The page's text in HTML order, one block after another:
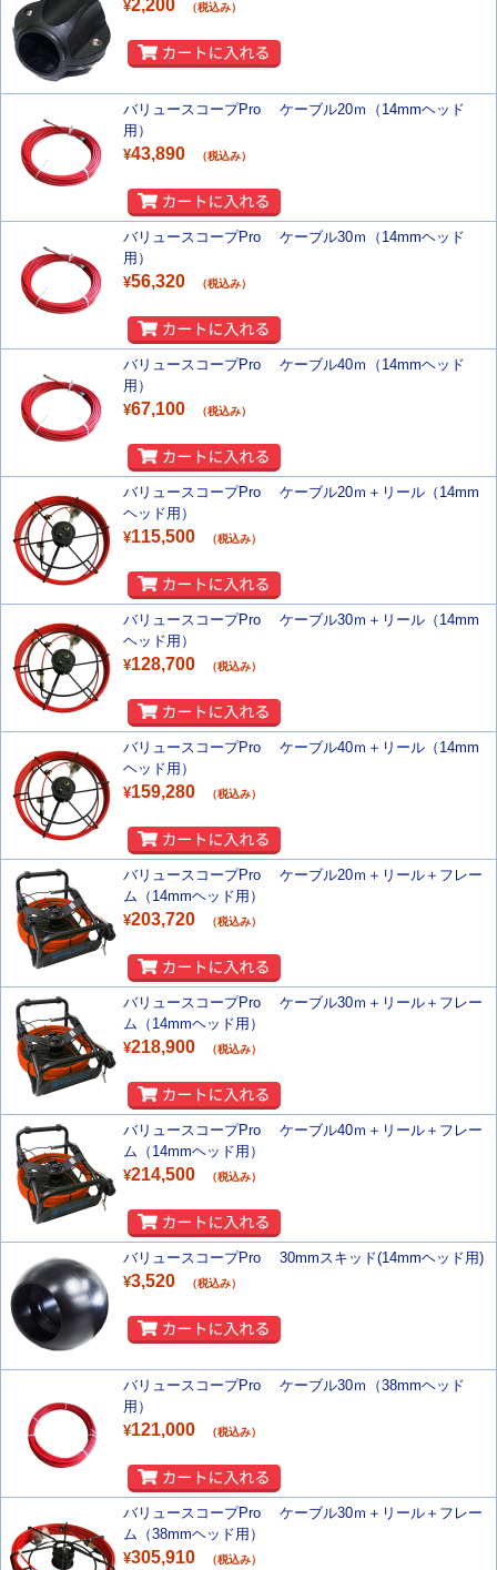
¥2,200 （税込み）
バリュースコープPro ケーブル20ｍ（14mmヘッド
用）
¥43,890 （税込み）
バリュースコープPro ケーブル30ｍ（14mmヘッド
用）
¥56,320 （税込み）
バリュースコープPro ケーブル40ｍ（14mmヘッド
用）
¥67,100 （税込み）
バリュースコープPro ケーブル20ｍ＋リール（14mm
ヘッド用）
¥115,500 （税込み）
バリュースコープPro ケーブル30ｍ＋リール（14mm
ヘッド用）
¥128,700 （税込み）
バリュースコープPro ケーブル40ｍ＋リール（14mm
ヘッド用）
¥159,280 （税込み）
バリュースコープPro ケーブル20ｍ＋リール＋フレー
ム（14mmヘッド用）
¥203,720 （税込み）
バリュースコープPro ケーブル30ｍ＋リール＋フレー
ム（14mmヘッド用）
¥218,900 （税込み）
バリュースコープPro ケーブル40ｍ＋リール＋フレー
ム（14mmヘッド用）
¥214,500 （税込み）
バリュースコープPro 30mmスキッド(14mmヘッド用)
¥3,520 （税込み）
バリュースコープPro ケーブル30ｍ（38mmヘッド
用）
¥121,000 （税込み）
バリュースコープPro ケーブル30ｍ＋リール＋フレー
ム（38mmヘッド用）
¥305,910 （税込み）